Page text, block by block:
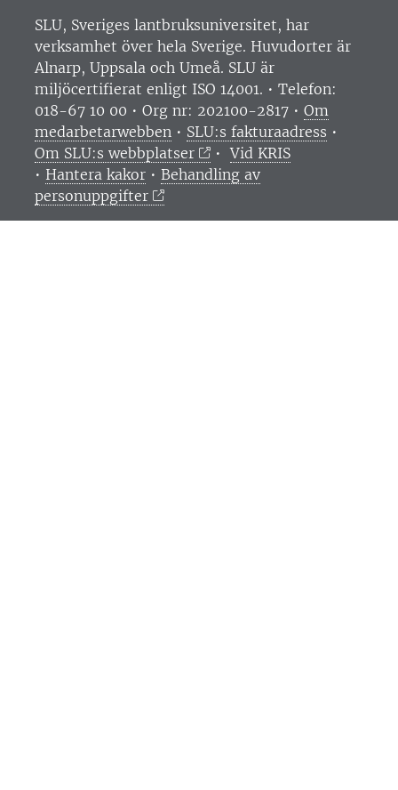
SLU, Sveriges lantbruksuniversitet, har
verksamhet över hela Sverige. Huvudorter är
Alnarp, Uppsala och Umeå. SLU är
miljöcertifierat enligt ISO 14001. • Telefon:
018-67 10 00 • Org nr: 202100-2817 • Om
medarbetarwebben • SLU:s fakturaadress •
Om SLU:s webbplatser
•Vid KRIS
• Hantera kakor • Behandling av
personuppgifter